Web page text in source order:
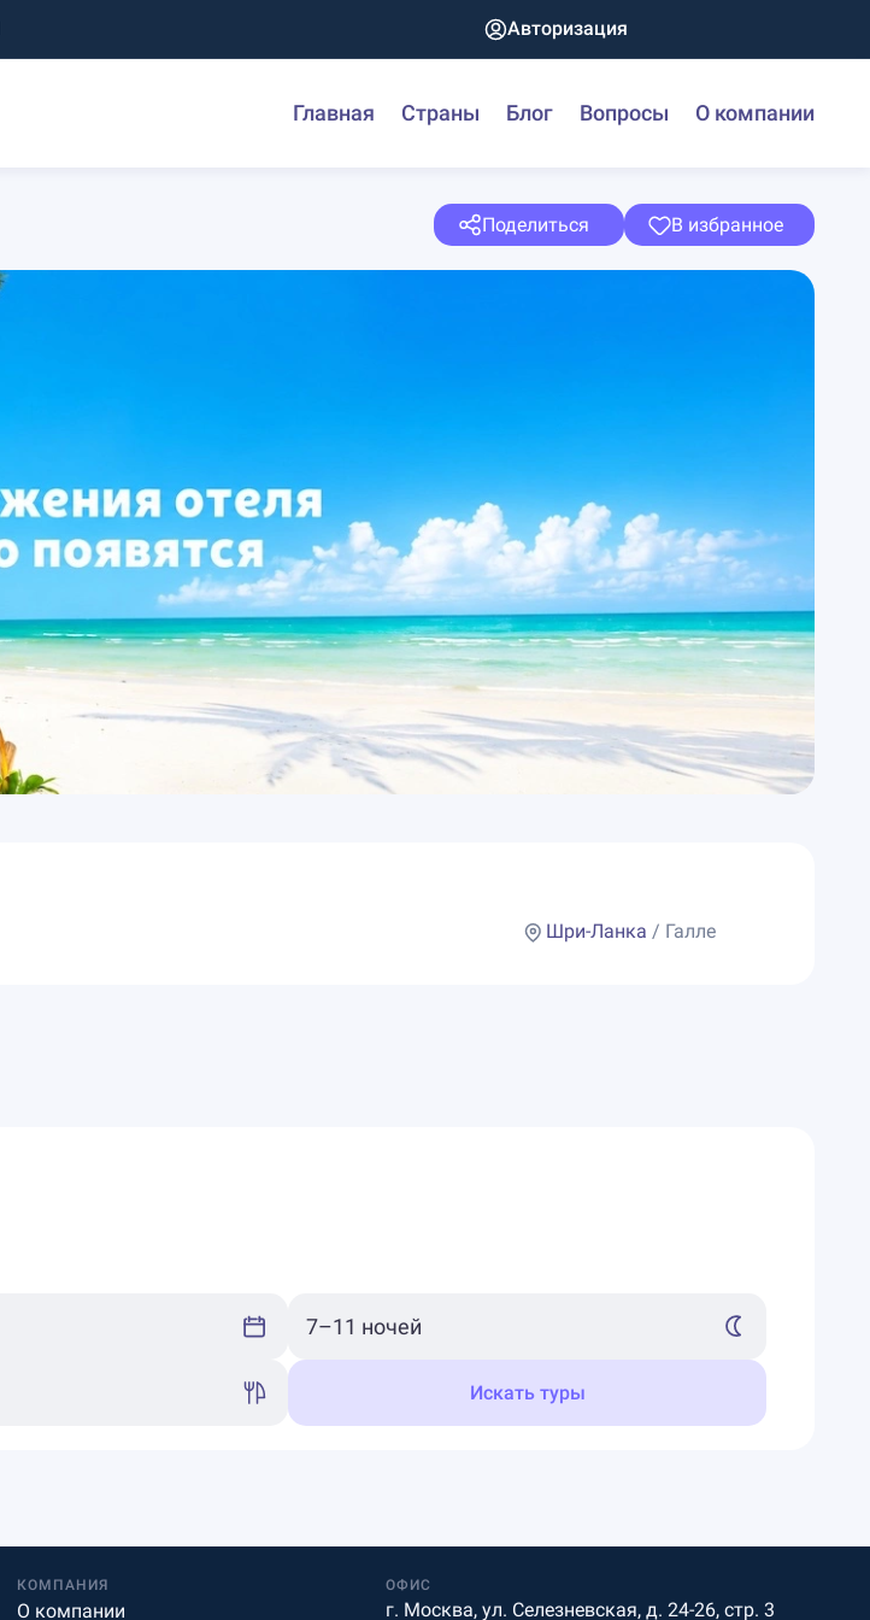
Авторизация
Главная Страны Блог Вопросы О компании
Поделиться В избранное
Шри-Ланка / Галле
Искать туры
КОМПАНИЯ
О компании
ОФИС
г. Москва, ул. Селезневская, д. 24-26, стр. 3